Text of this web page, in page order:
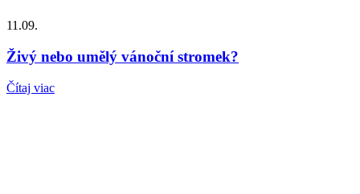
11.09.
Živý nebo umělý vánoční stromek?
Čítaj viac